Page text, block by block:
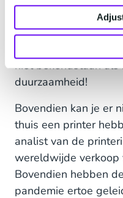
onzorgvuldige
bij je
niet bekendstaan
duurzaamheid!
Bovendien kan je er
thuis een printer
analist van de
wereldwijde verkoop
Bovendien hebben
pandemie ertoe